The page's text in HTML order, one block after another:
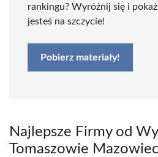
rankingu? Wyróżnij się i
jesteś na szczycie!
Pobierz materiały!
Najlepsze Firmy od
Tomaszowie